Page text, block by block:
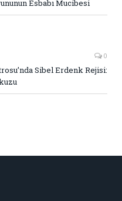
Esbabı Mucibesi
0
Sibel Erdenk Rejisi: